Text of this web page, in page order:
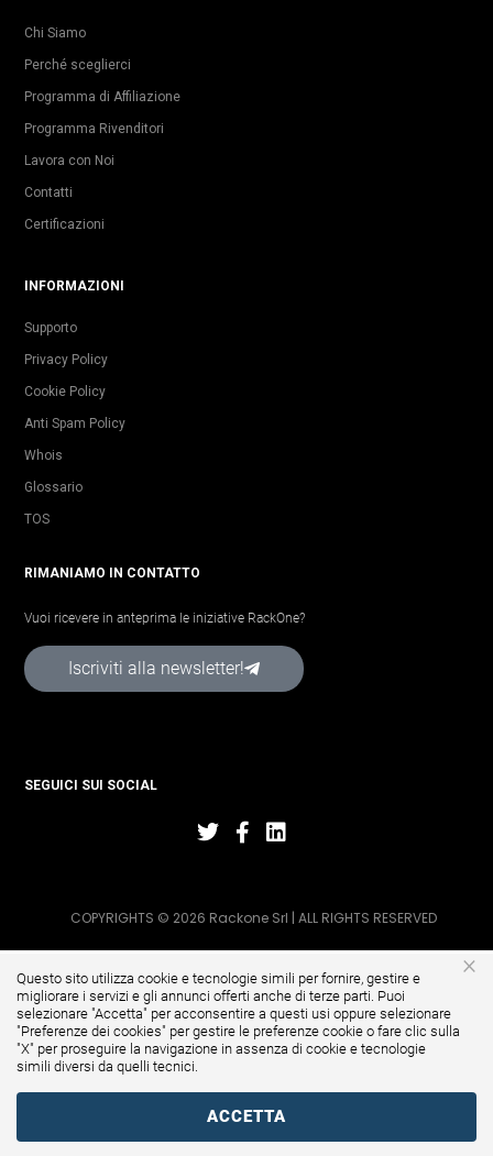
Chi Siamo
Perché sceglierci
Programma di Affiliazione
Programma Rivenditori
Lavora con Noi
Contatti
Certificazioni
INFORMAZIONI
Supporto
Privacy Policy
Cookie Policy
Anti Spam Policy
Whois
Glossario
TOS
RIMANIAMO IN CONTATTO
Vuoi ricevere in anteprima le iniziative RackOne?
Iscriviti alla newsletter!
SEGUICI SUI SOCIAL
COPYRIGHTS © 2026 Rackone Srl | ALL RIGHTS RESERVED
×
Questo sito utilizza cookie e tecnologie simili per fornire, gestire e
migliorare i servizi e gli annunci offerti anche di terze parti. Puoi
selezionare "Accetta" per acconsentire a questi usi oppure selezionare
"Preferenze dei cookies" per gestire le preferenze cookie o fare clic sulla
"X" per proseguire la navigazione in assenza di cookie e tecnologie
simili diversi da quelli tecnici.
ACCETTA